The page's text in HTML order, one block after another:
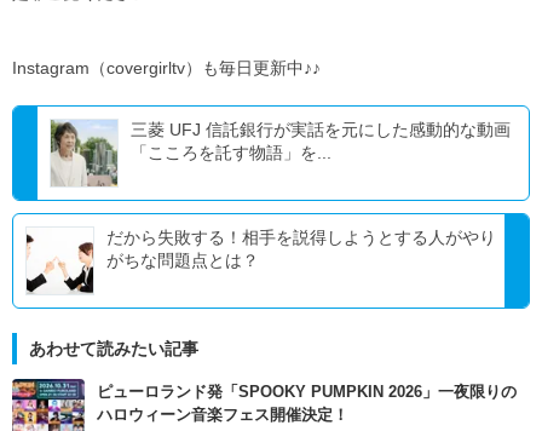
Instagram（covergirltv）も毎日更新中♪♪
三菱 UFJ 信託銀行が実話を元にした感動的な動画
「こころを託す物語」を...
だから失敗する！相手を説得しようとする人がやり
がちな問題点とは？
あわせて読みたい記事
ピューロランド発「SPOOKY PUMPKIN 2026」一夜限りの
ハロウィーン音楽フェス開催決定！